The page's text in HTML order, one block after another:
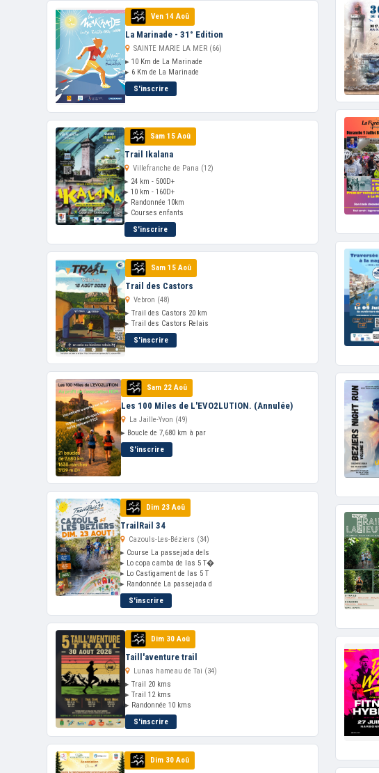
Ven 14 Aoû
La Marinade - 31° Edition
SAINTE MARIE LA MER (66)
▸ 10 Km de La Marinade
▸ 6 Km de La Marinade
S'inscrire
Sam 15 Aoû
Trail Ikalana
Villefranche de Pana (12)
▸ 24 km - 500D+
▸ 10 km - 160D+
▸ Randonnée 10km
▸ Courses enfants
S'inscrire
Sam 15 Aoû
Trail des Castors
Vebron (48)
▸ Trail des Castors 20 km
▸ Trail des Castors Relais
S'inscrire
Sam 22 Aoû
Les 100 Miles de L'EVO2LUTION. (Annulée)
La Jaille-Yvon (49)
▸ Boucle de 7,680 km à par
S'inscrire
Dim 23 Aoû
TrailRail 34
Cazouls-Les-Béziers (34)
▸ Course La passejada dels
▸ Lo copa camba de las 5 T�
▸ Lo Castigament de las 5 T
▸ Randonnée La passejada d
S'inscrire
Dim 30 Aoû
Taill'aventure trail
Lunas hameau de Tai (34)
▸ Trail 20 kms
▸ Trail 12 kms
▸ Randonnée 10 kms
S'inscrire
Dim 30 Aoû